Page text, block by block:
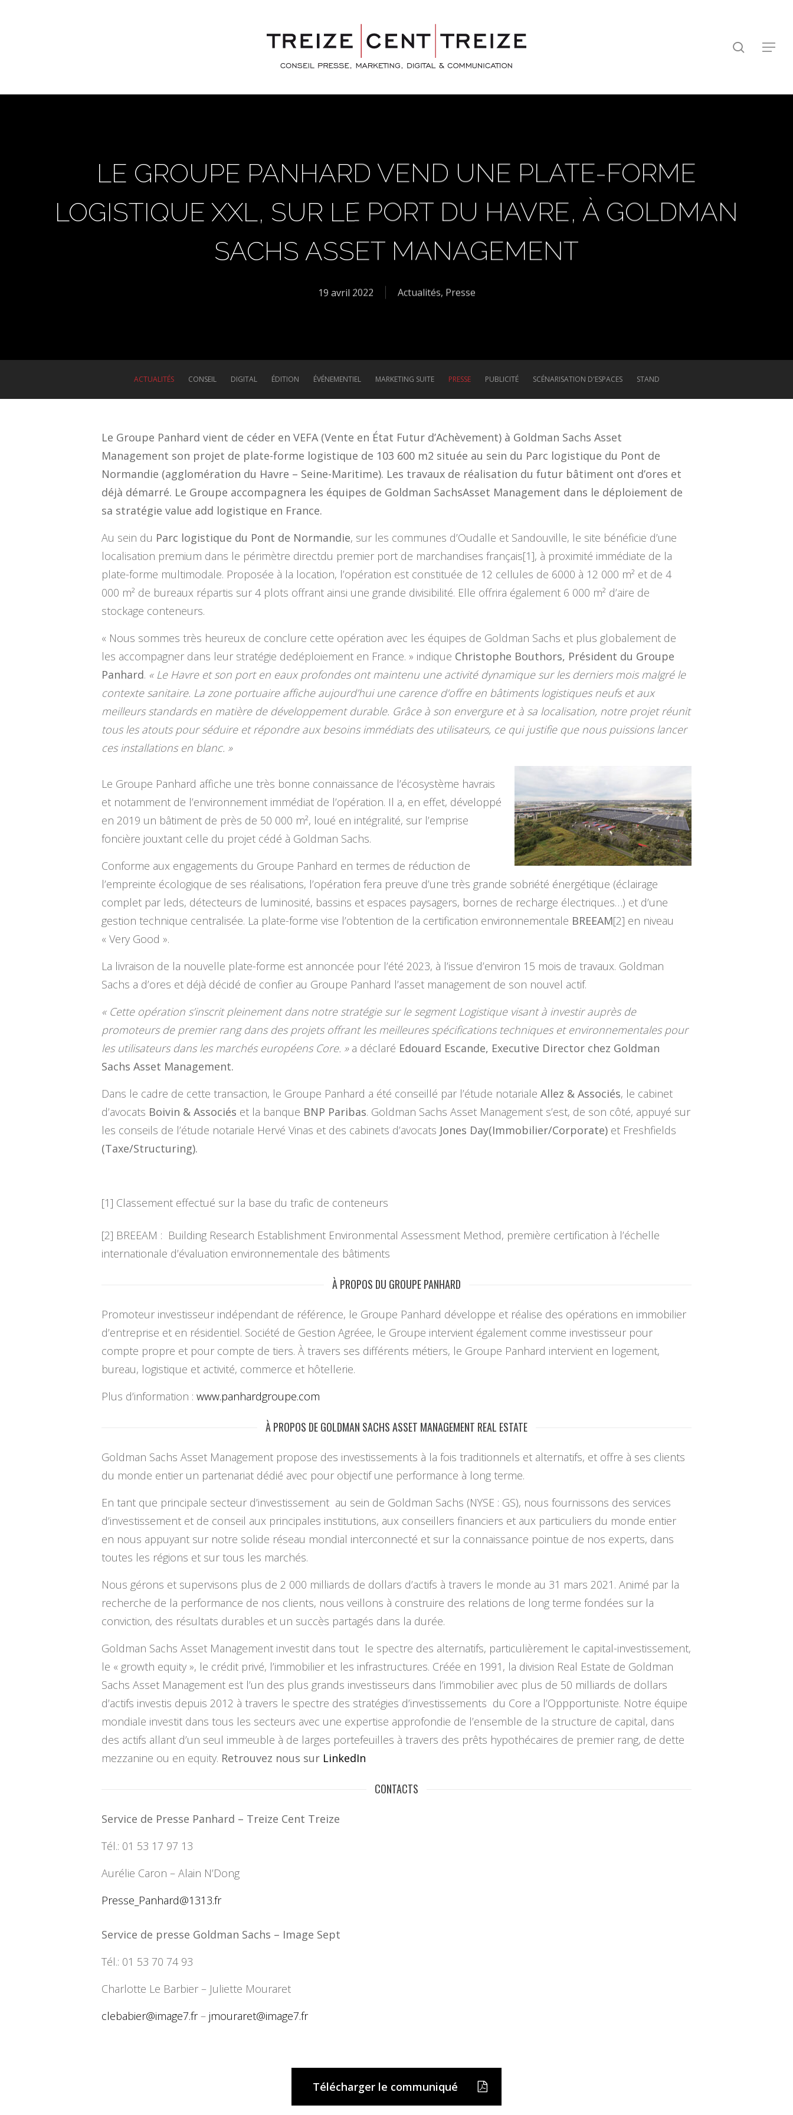
search
Menu
LE GROUPE PANHARD VEND UNE PLATE-FORME
LOGISTIQUE XXL, SUR LE PORT DU HAVRE, À GOLDMAN
SACHS ASSET MANAGEMENT
19 avril 2022 Actualités, Presse
ACTUALITÉS CONSEIL DIGITAL ÉDITION ÉVÉNEMENTIEL MARKETING SUITE PRESSE PUBLICITÉ SCÉNARISATION D'ESPACES STAND
Le Groupe Panhard vient de céder en VEFA (Vente en État Futur d’Achèvement) à Goldman Sachs Asset
Management son projet de plate-forme logistique de 103 600 m2 située au sein du Parc logistique du Pont de
Normandie (agglomération du Havre – Seine-Maritime). Les travaux de réalisation du futur bâtiment ont d’ores et
déjà démarré. Le Groupe accompagnera les équipes de Goldman SachsAsset Management dans le déploiement de
sa stratégie value add logistique en France.
Au sein du Parc logistique du Pont de Normandie, sur les communes d’Oudalle et Sandouville, le site bénéficie d’une
localisation premium dans le périmètre directdu premier port de marchandises français[1], à proximité immédiate de la
plate-forme multimodale. Proposée à la location, l’opération est constituée de 12 cellules de 6000 à 12 000 m² et de 4
000 m² de bureaux répartis sur 4 plots offrant ainsi une grande divisibilité. Elle offrira également 6 000 m² d’aire de
stockage conteneurs.
« Nous sommes très heureux de conclure cette opération avec les équipes de Goldman Sachs et plus globalement de
les accompagner dans leur stratégie dedéploiement en France. » indique Christophe Bouthors, Président du Groupe
Panhard. « Le Havre et son port en eaux profondes ont maintenu une activité dynamique sur les derniers mois malgré le
contexte sanitaire. La zone portuaire affiche aujourd’hui une carence d’offre en bâtiments logistiques neufs et aux
meilleurs standards en matière de développement durable. Grâce à son envergure et à sa localisation, notre projet réunit
tous les atouts pour séduire et répondre aux besoins immédiats des utilisateurs, ce qui justifie que nous puissions lancer
ces installations en blanc. »
Le Groupe Panhard affiche une très bonne connaissance de l’écosystème havrais
et notamment de l’environnement immédiat de l’opération. Il a, en effet, développé
en 2019 un bâtiment de près de 50 000 m², loué en intégralité, sur l’emprise
foncière jouxtant celle du projet cédé à Goldman Sachs.
Conforme aux engagements du Groupe Panhard en termes de réduction de
l’empreinte écologique de ses réalisations, l’opération fera preuve d’une très grande sobriété énergétique (éclairage
complet par leds, détecteurs de luminosité, bassins et espaces paysagers, bornes de recharge électriques…) et d’une
gestion technique centralisée. La plate-forme vise l’obtention de la certification environnementale BREEAM[2] en niveau
« Very Good ».
La livraison de la nouvelle plate-forme est annoncée pour l’été 2023, à l’issue d’environ 15 mois de travaux. Goldman
Sachs a d’ores et déjà décidé de confier au Groupe Panhard l’asset management de son nouvel actif.
« Cette opération s’inscrit pleinement dans notre stratégie sur le segment Logistique visant à investir auprès de
promoteurs de premier rang dans des projets offrant les meilleures spécifications techniques et environnementales pour
les utilisateurs dans les marchés européens Core. »a déclaré Edouard Escande, Executive Director chez Goldman
Sachs Asset Management.
Dans le cadre de cette transaction, le Groupe Panhard a été conseillé par l’étude notarialeAllez & Associés, le cabinet
d’avocats Boivin & Associés et la banque BNP Paribas. Goldman Sachs Asset Management s’est, de son côté, appuyé sur
les conseils de l’étude notariale Hervé Vinas et des cabinets d’avocats Jones Day(Immobilier/Corporate) et Freshfields
(Taxe/Structuring).
[1] Classement effectué sur la base du trafic de conteneurs
[2] BREEAM : Building Research Establishment Environmental Assessment Method, première certification à l’échelle
internationale d’évaluation environnementale des bâtiments
À PROPOS DU GROUPE PANHARD
Promoteur investisseur indépendant de référence, le Groupe Panhard développe et réalise des opérations en immobilier
d’entreprise et en résidentiel. Société de Gestion Agréee, le Groupe intervient également comme investisseur pour
compte propre et pour compte de tiers. À travers ses différents métiers, le Groupe Panhard intervient en logement,
bureau, logistique et activité, commerce et hôtellerie.
Plus d’information :www.panhardgroupe.com
À PROPOS DE GOLDMAN SACHS ASSET MANAGEMENT REAL ESTATE
Goldman Sachs Asset Management propose des investissements à la fois traditionnels et alternatifs, et offre à ses clients
du monde entier un partenariat dédié avec pour objectif une performance à long terme.
En tant que principale secteur d’investissement au sein de Goldman Sachs (NYSE : GS), nous fournissons des services
d’investissement et de conseil aux principales institutions, aux conseillers financiers et aux particuliers du monde entier
en nous appuyant sur notre solide réseau mondial interconnecté et sur la connaissance pointue de nos experts, dans
toutes les régions et sur tous les marchés.
Nous gérons et supervisons plus de 2 000 milliards de dollars d’actifs à travers le monde au 31 mars 2021. Animé par la
recherche de la performance de nos clients, nous veillons à construire des relations de long terme fondées sur la
conviction, des résultats durables et un succès partagés dans la durée.
Goldman Sachs Asset Management investit dans tout le spectre des alternatifs, particulièrement le capital-investissement,
le « growth equity », le crédit privé, l’immobilier et les infrastructures. Créée en 1991, la division Real Estate de Goldman
Sachs Asset Management est l’un des plus grands investisseurs dans l’immobilier avec plus de 50 milliards de dollars
d’actifs investis depuis 2012 à travers le spectre des stratégies d’investissements du Core a l’Oppportuniste. Notre équipe
mondiale investit dans tous les secteurs avec une expertise approfondie de l’ensemble de la structure de capital, dans
des actifs allant d’un seul immeuble à de larges portefeuilles à travers des prêts hypothécaires de premier rang, de dette
mezzanine ou en equity. Retrouvez nous sur LinkedIn
CONTACTS
Service de Presse Panhard – Treize Cent Treize
Tél.: 01 53 17 97 13
Aurélie Caron – Alain N’Dong
Presse_Panhard@1313.fr
Service de presse Goldman Sachs – Image Sept
Tél.: 01 53 70 74 93
Charlotte Le Barbier – Juliette Mouraret
clebabier@image7.fr– jmouraret@image7.fr
Télécharger le communiqué